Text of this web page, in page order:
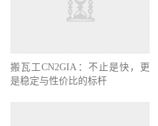
搬瓦工CN2GIA：不止是快，更
是稳定与性价比的标杆